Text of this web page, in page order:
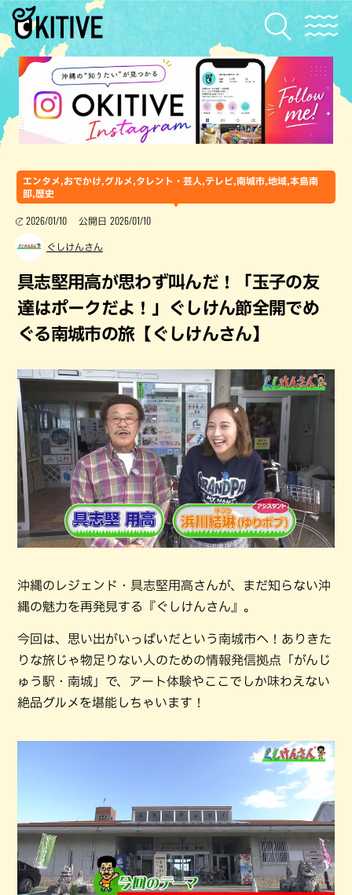
エンタメ,おでかけ,グルメ,タレント・芸人,テレビ,南城市,地域,本島南
部,歴史
2026/01/10 公開日 2026/01/10
ぐしけんさん
具志堅用高が思わず叫んだ！「玉子の友
達はポークだよ！」ぐしけん節全開でめ
ぐる南城市の旅【ぐしけんさん】
沖縄のレジェンド・具志堅用高さんが、まだ知らない沖
縄の魅力を再発見する『ぐしけんさん』。
今回は、思い出がいっぱいだという南城市へ！ありきた
りな旅じゃ物足りない人のための情報発信拠点「がんじ
ゅう駅・南城」で、アート体験やここでしか味わえない
絶品グルメを堪能しちゃいます！